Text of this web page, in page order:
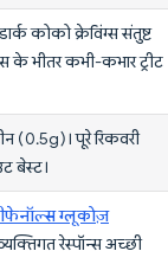
कोको क्रेविंग्स संतुष्ट
के भीतर कभी-कभार ट्रीट
(0.5g)। पूरे रिकवरी
बेस्ट।
ग्लूकोज़
रेस्पॉन्स अच्छी